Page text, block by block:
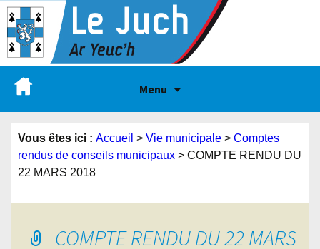
Menu
Vous êtes ici : Accueil > Vie municipale > Comptes
rendus de conseils municipaux > COMPTE RENDU DU
22 MARS 2018
COMPTE RENDU DU 22 MARS